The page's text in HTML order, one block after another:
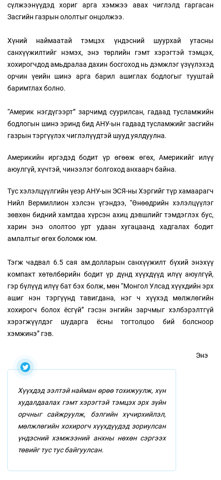
сүлжээнүүдэд хориг арга хэмжээ авах чиглэлд гаргасан
Засгийн газрын ололтыг онцолжээ.
Хүний наймаатай тэмцэх үндэсний шуурхай утасны
санхүүжилтийг нэмэх, энэ төрлийн гэмт хэрэгтэй тэмцэх,
хохирогчдод амьдралаа дахин босгоход нь дэмжлэг үзүүлэхэд
орчин үеийн шинэ арга барил ашиглах бодлогыг тууштай
баримтлах болно.
“Америк нэгдүгээрт” зарчимд суурилсан, гадаад тусламжийн
бодлогын шинэ эринд бид АНУ-ын гадаад тусламжийг засгийн
газрын тэргүүлэх чиглэлүүдтэй шууд уялдуулна.
Америкийн иргэдэд бодит үр өгөөж өгөх, Америкийг илүү
аюулгүй, хүчтэй, чинээлэг болгоход анхаарч байна.
Тус хэлэлцүүлгийн үеэр АНУ-ын ЭСЯ-ны Хэргийг түр хамаарагч
Нийл Вермиллион хэлсэн үгэндээ, “Өнөөдрийн хэлэлцүүлэг
зөвхөн бидний хамтдаа хүрсэн ахиц дэвшлийг тэмдэглэх бус,
харин энэ ололтоо урт удаан хугацаанд хадгалах бодит
амлалтыг өгөх боломж юм.
Тэгж чадвал 6.5 сая ам.долларын санхүүжилт бүхий энэхүү
компакт хөтөлбөрийн бодит үр дүнд хүүхдүүд илүү аюулгүй,
гэр бүлүүд илүү бат бэх болж, мөн “Монгол Улсад хүүхдийн эрх
ашиг нэн тэргүүнд тавигдана, нэг ч хүүхэд мөлжлөгийн
хохирогч болох ёсгүй” гэсэн энгийн зарчмыг хэлбэрэлтгүй
хэрэгжүүлдэг шударга ёсны тогтолцоо бий болсноор
хэмжинэ” гэв.
Хүүхдэд ээлтэй найман өрөө тохижуулж, хүн
худалдаалах гэмт хэрэгтэй тэмцэх эрх зүйн
орчныг сайжруулж, бэлгийн хүчирхийлэл,
мөлжлөгийн хохирогч хүүхдүүдэд зориулсан
үндэсний хэмжээний анхны нөхөн сэргээх
төвийг тус тус байгуулсан.
Энэ